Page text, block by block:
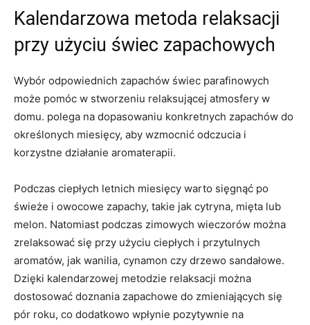
Kalendarzowa metoda ​relaksacji
przy użyciu świec ⁢zapachowych
Wybór odpowiednich zapachów ⁤świec⁣ parafinowych
może pomóc w‍ stworzeniu relaksującej atmosfery w⁤
domu. polega na dopasowaniu konkretnych zapachów do
określonych miesięcy, aby wzmocnić odczucia i
korzystne działanie aromaterapii.
Podczas ciepłych letnich miesięcy warto sięgnąć ‌po
świeże i owocowe zapachy, takie jak cytryna, mięta lub
melon. Natomiast podczas zimowych wieczorów można
zrelaksować się przy‍ użyciu ciepłych i ⁣przytulnych
aromatów, jak wanilia, cynamon czy‌ drzewo sandałowe.
Dzięki kalendarzowej metodzie relaksacji można
dostosować doznania zapachowe do zmieniających się
pór roku, ⁤co dodatkowo wpłynie pozytywnie na